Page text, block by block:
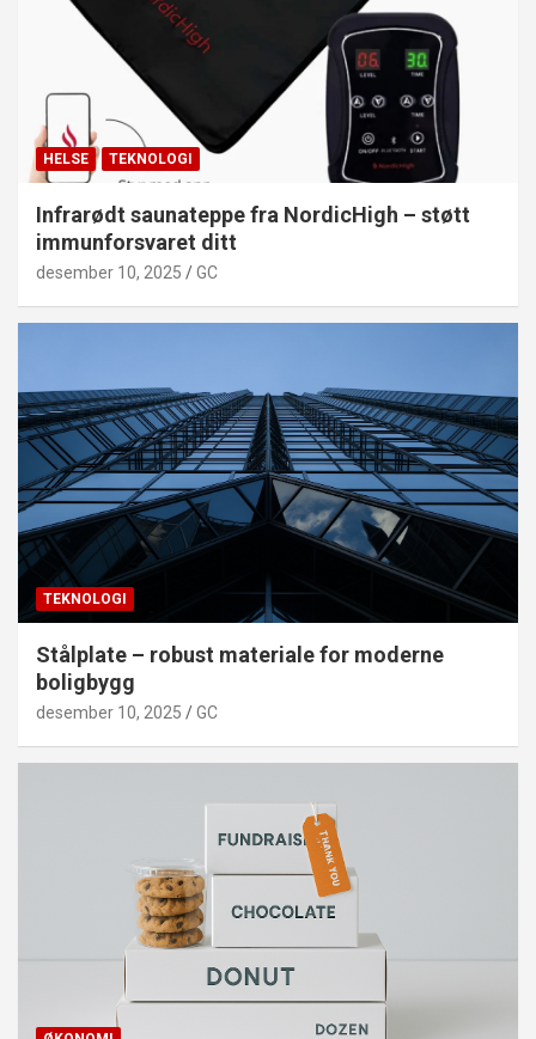
HELSE TEKNOLOGI
Infrarødt saunateppe fra NordicHigh – støtt
immunforsvaret ditt
desember 10, 2025 GC
TEKNOLOGI
Stålplate – robust materiale for moderne
boligbygg
desember 10, 2025 GC